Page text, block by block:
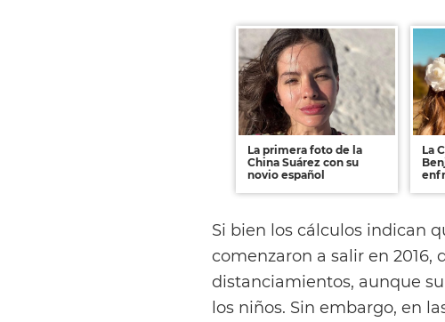
La primera foto de la
China Suárez con su
novio español
La
Si bien los cálculos indican
comenzaron a salir en 2016,
distanciamientos, aunque
los niños. Sin embargo, en